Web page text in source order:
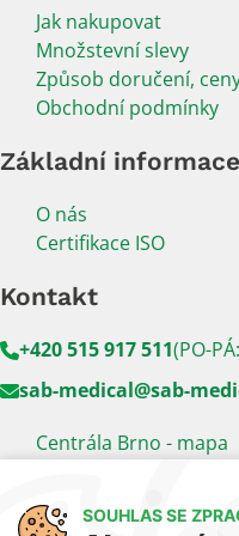
Jak nakupovat
Množstevní slevy
Způsob doručení,
Obchodní podmínky
Základní informace
O nás
Certifikace ISO
Kontakt
+420 515 917 511(PO-
sab-medical@sab-
Centrála Brno - mapa
Sledujte nás
SOUHLAS SE